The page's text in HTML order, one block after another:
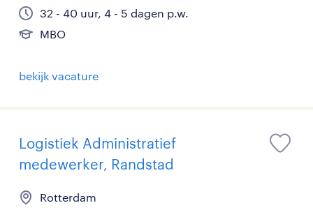
32 - 40 uur, 4 - 5 dagen p.w.
MBO
bekijk vacature
Logistiek Administratief
medewerker, Randstad
Rotterdam